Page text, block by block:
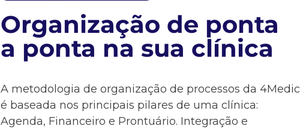
Organização de ponta
a ponta na sua clínica​​
A metodologia de organização de processos da 4Medic
é baseada nos principais pilares de uma clínica:
Agenda, Financeiro e Prontuário. Integração e